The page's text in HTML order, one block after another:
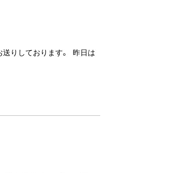
りしております。 昨日は